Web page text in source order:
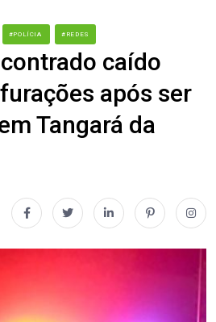
#POLÍCIA #REDES
caído
após ser
Tangará da